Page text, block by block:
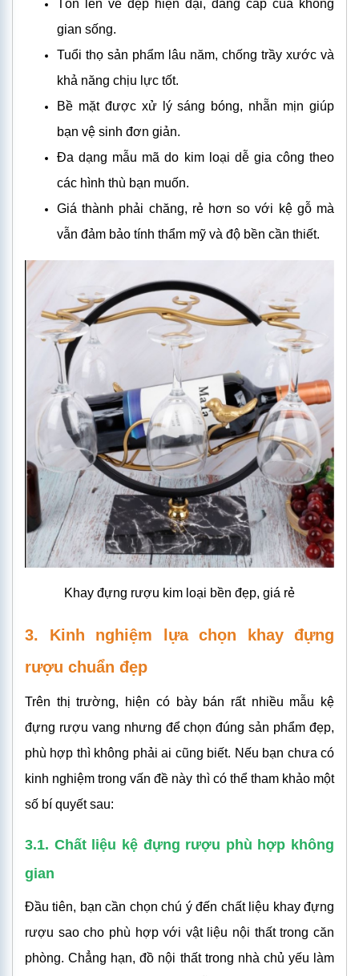
Tôn lên vẻ đẹp hiện đại, đẳng cấp của không
gian sống.
Tuổi thọ sản phẩm lâu năm, chống trầy xước và
khả năng chịu lực tốt.
Bề mặt được xử lý sáng bóng, nhẵn mịn giúp
bạn vệ sinh đơn giản.
Đa dạng mẫu mã do kim loại dễ gia công theo
các hình thù bạn muốn.
Giá thành phải chăng, rẻ hơn so với kệ gỗ mà
vẫn đảm bảo tính thẩm mỹ và độ bền cần thiết.
Khay đựng rượu kim loại bền đẹp, giá rẻ
3. Kinh nghiệm lựa chọn khay đựng
rượu chuẩn đẹp
Trên thị trường, hiện có bày bán rất nhiều mẫu kệ
đựng rượu vang nhưng để chọn đúng sản phẩm đẹp,
phù hợp thì không phải ai cũng biết. Nếu bạn chưa có
kinh nghiệm trong vấn đề này thì có thể tham khảo một
số bí quyết sau:
3.1. Chất liệu kệ đựng rượu phù hợp không
gian
Đầu tiên, bạn cần chọn chú ý đến chất liệu khay đựng
rượu sao cho phù hợp với vật liệu nội thất trong căn
phòng. Chẳng hạn, đồ nội thất trong nhà chủ yếu làm